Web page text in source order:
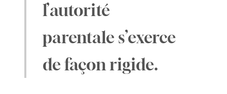
l’autorité
parentale s’exerce
de façon rigide.